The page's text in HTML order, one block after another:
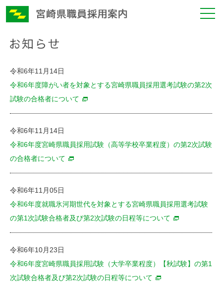
令和6年11月14日
令和6年度障がい者を対象とする宮崎県職員採用選考試験の第2次
試験の合格者について
令和6年11月14日
令和6年度宮崎県職員採用試験（高等学校卒業程度）の第2次試験
の合格者について
令和6年11月05日
令和6年度就職氷河期世代を対象とする宮崎県職員採用選考試験
の第1次試験合格者及び第2次試験の日程等について
令和6年10月23日
令和6年度宮崎県職員採用試験（大学卒業程度）【秋試験】の第1
次試験合格者及び第2次試験の日程等について